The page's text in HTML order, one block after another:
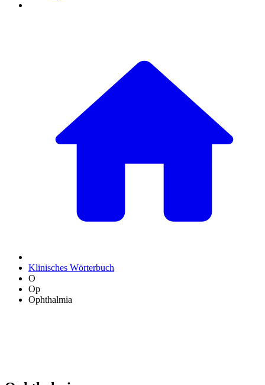
Klinisches Wörterbuch
O
Op
Ophthalmia